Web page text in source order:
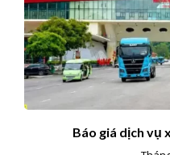
Báo giá dịch vụ